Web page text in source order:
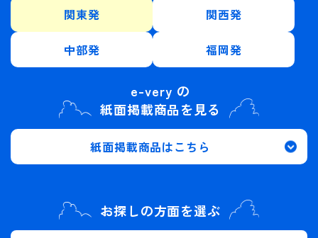
関東発 関西発
中部発 福岡発
e-very の
紙面掲載商品を見る
紙面掲載商品はこちら
お探しの方面を選ぶ
6 7 8 9 12
13 14 15 16 17 18 19
21 22 23 24 25
29 30
2026年10月 この月をすべて選択
レンタカー付き
宿泊施設、送迎 他
ホテル日本語スタッフ
往復送迎付き
歴史 / 文化